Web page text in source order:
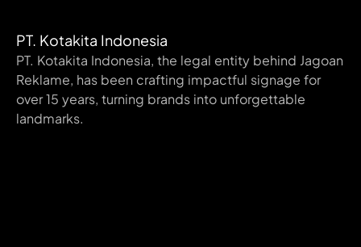
PT. Kotakita Indonesia
PT. Kotakita Indonesia, the legal entity behind Jagoan
Reklame, has been crafting impactful signage for
over 15 years, turning brands into unforgettable
landmarks.